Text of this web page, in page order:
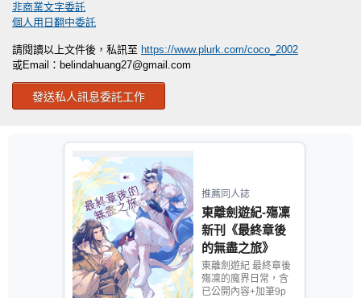
非商業文字委託
個人用日翻中委託
請閱讀以上文件後，私訊至 https://www.plurk.com/coco_2002
或Email： belindahuang27@gmail.com
發送私人訊息委託工作
推薦同人誌
東離劍遊紀-殤凜
新刊《最終章後
的無盡之旅》
東離劍遊紀 最終章後
殤凜的魔界日常，含
已公開內容+加筆9p